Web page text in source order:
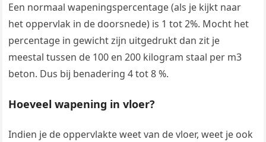
Een normaal wapeningspercentage (als je kijkt naar
het oppervlak in de doorsnede) is 1 tot 2%. Mocht het
percentage in gewicht zijn uitgedrukt dan zit je
meestal tussen de 100 en 200 kilogram staal per m3
beton. Dus bij benadering 4 tot 8 %.
Hoeveel wapening in vloer?
Indien je de oppervlakte weet van de vloer, weet je ook